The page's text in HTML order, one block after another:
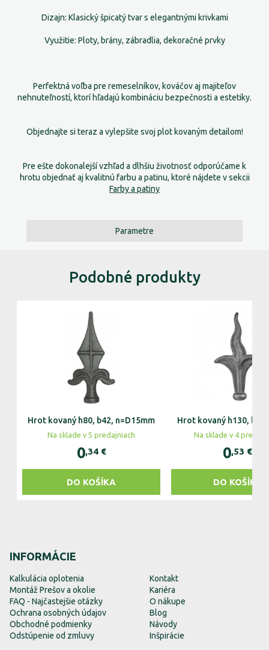
Dizajn: Klasický špicatý tvar s elegantnými krivkami
Využitie: Ploty, brány, zábradlia, dekoračné prvky
Perfektná voľba pre remeselníkov, kováčov aj majiteľov
nehnuteľností, ktorí hľadajú kombináciu bezpečnosti a estetiky.
Objednajte si teraz a vylepšite svoj plot kovaným detailom!
Pre ešte dokonalejší vzhľad a dlhšiu životnosť odporúčame k
hrotu objednať aj kvalitnú farbu a patinu, ktoré nájdete v sekcii
Farby a patiny
Parametre
Podobné produkty
Hrot kovaný h80, b42, n=D15mm
Na sklade v 5 predajniach
0,34 €
DO KOŠÍKA
Hrot kovaný h130,
Na sklade v 4
0,53 €
DO KOŠÍKA
INFORMÁCIE
Kalkulácia oplotenia
Montáž Prešov a okolie
FAQ - Najčastejšie otázky
Ochrana osobných údajov
Obchodné podmienky
Odstúpenie od zmluvy
Kontakt
Kariéra
O nákupe
Blog
Návody
Inšpirácie